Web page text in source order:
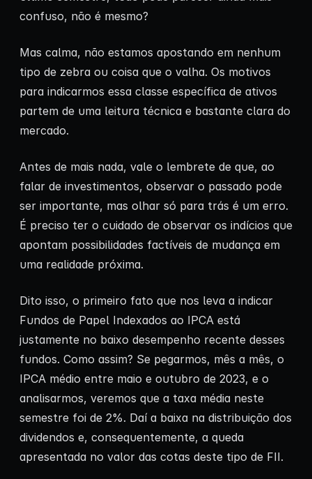
confuso, não é mesmo?
Mas calma, não estamos apostando em nenhum
tipo de zebra ou coisa que o valha. Os motivos
para indicarmos essa classe específica de ativos
partem de uma leitura técnica e bastante clara do
mercado.
Antes de mais nada, vale o lembrete de que, ao
falar de investimentos, observar o passado pode
ser importante, mas olhar só para trás é um erro.
É preciso ter o cuidado de observar os indícios que
apontam possibilidades factíveis de mudança em
uma realidade próxima.
Dito isso, o primeiro fato que nos leva a indicar
Fundos de Papel Indexados ao IPCA está
justamente no baixo desempenho recente desses
fundos. Como assim? Se pegarmos, mês a mês, o
IPCA médio entre maio e outubro de 2023, e o
analisarmos, veremos que a taxa média neste
semestre foi de 2%. Daí a baixa na distribuição dos
dividendos e, consequentemente, a queda
apresentada no valor das cotas deste tipo de FII.